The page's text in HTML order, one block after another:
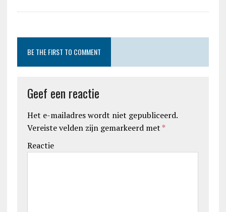
BE THE FIRST TO COMMENT
Geef een reactie
Het e-mailadres wordt niet gepubliceerd.
Vereiste velden zijn gemarkeerd met *
Reactie